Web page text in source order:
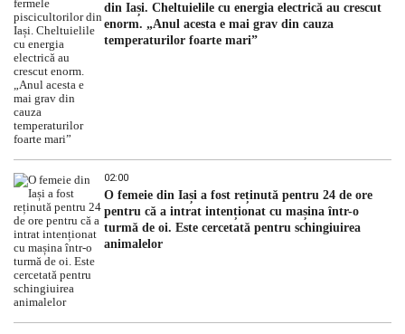
din Iași. Cheltuielile cu energia electrică au crescut
enorm. „Anul acesta e mai grav din cauza
temperaturilor foarte mari”
02:00
O femeie din Iași a fost reținută pentru 24 de ore
pentru că a intrat intenționat cu mașina într-o
turmă de oi. Este cercetată pentru schingiuirea
animalelor